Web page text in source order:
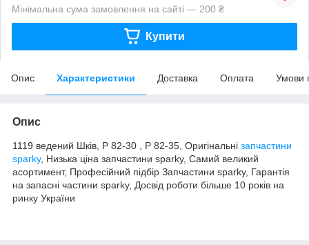
Мінімальна сума замовлення на сайті — 200 ₴
Купити
Опис Характеристики Доставка Оплата Умови
Опис
1119 ведений Шків, Р 82-30 , Р 82-35, Оригінальні запчастини
sparky, Низька ціна запчастини sparky, Самий великий
асортимент, Професійний підбір Запчастини sparky, Гарантія
на запасні частини sparky, Досвід роботи більше 10 років на
ринку України